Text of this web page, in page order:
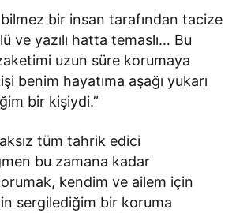
bilmez bir insan tarafından tacize
ve yazılı hatta temaslı… Bu
uzun süre korumaya
benim hayatıma aşağı yukarı
bir kişiydi.”
tüm tahrik edici
bu zamana kadar
kendim ve ailem için
sergilediğim bir koruma